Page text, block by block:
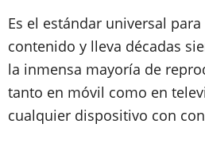
Es el estándar universal
contenido y lleva décadas
la inmensa mayoría de
tanto en móvil como en
cualquier dispositivo con